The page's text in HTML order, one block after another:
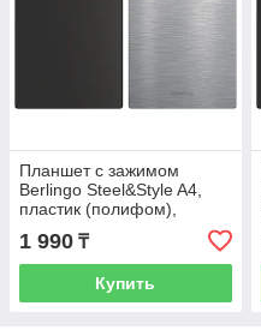
Планшет с зажимом
Berlingo Steel&Style A4,
пластик (полифом),
серебристый металлик
1 990 ₸
Купить